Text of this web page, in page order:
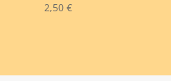
2,50 €